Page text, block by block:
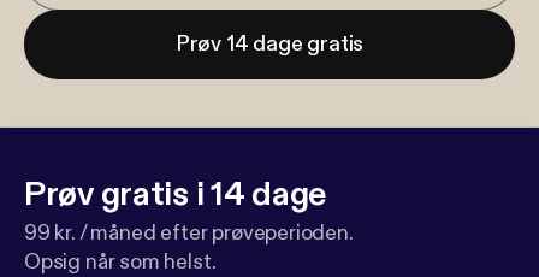
Prøv 14 dage gratis
Prøv gratis i 14 dage
99 kr. / måned efter prøveperioden.
Opsig når som helst.